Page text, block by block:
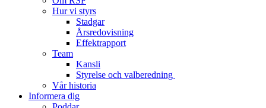
Hur vi styrs
Stadgar
Årsredovisning
Effektrapport
Team
Kansli
Styrelse och valberedning
Vår historia
Informera dig